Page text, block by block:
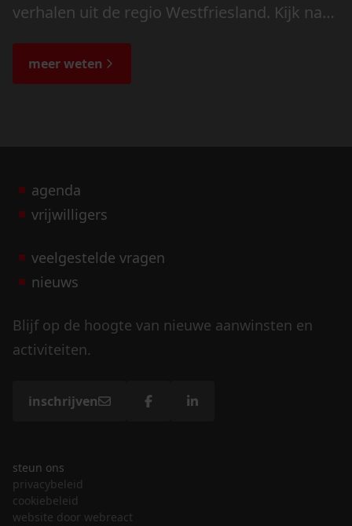
verhalen uit de regio Westfriesland. Kijk naar
de bijzondere verhalen.
meer weten
agenda
vrijwilligers
veelgestelde vragen
nieuws
Blijf op de hoogte van nieuwe aanwinsten en
activiteiten.
inschrijven
steun ons
privacybeleid
cookiebeleid
website door webreact